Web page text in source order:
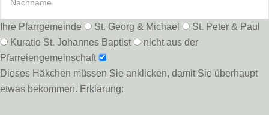
Ihre Pfarrgemeinde St. Georg & Michael
St. Peter & Paul
Kuratie St. Johannes Baptist
nicht aus der
Pfarreiengemeinschaft
Dieses Häkchen müssen Sie anklicken, damit Sie überhaupt
etwas bekommen. Erklärung: